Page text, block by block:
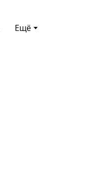
Ещё